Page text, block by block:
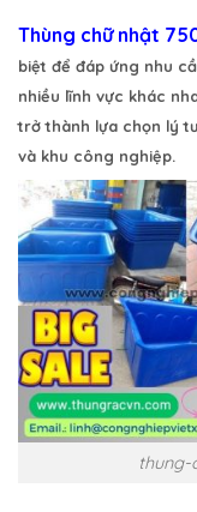
Thùng chữ nhật
biệt để đáp ứng nhu
nhiều lĩnh vực khác
trở thành lựa chọn lý
và khu công nghiệp.
thung-